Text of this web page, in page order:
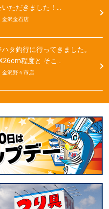
いただきました！…
金沢金石店
タ釣行に行ってきました。
程度と そこ…
金沢野々市店